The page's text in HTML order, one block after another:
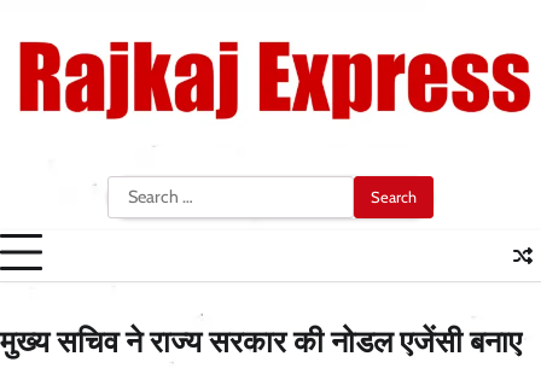
content
Search
for:
मुख्य सचिव ने राज्य सरकार की नोडल एजेंसी बनाए